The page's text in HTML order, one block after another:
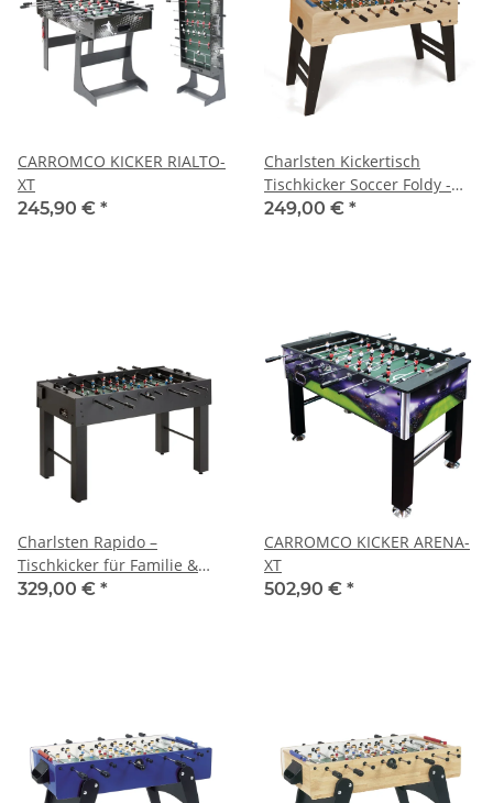
CARROMCO KICKER RIALTO-
XT
245,90 € *
Charlsten Kickertisch
Tischkicker Soccer Foldy -
zusammenklappbar
249,00 € *
Charlsten Rapido –
Tischkicker für Familie &
Freizeit
329,00 € *
CARROMCO KICKER ARENA-
XT
502,90 € *